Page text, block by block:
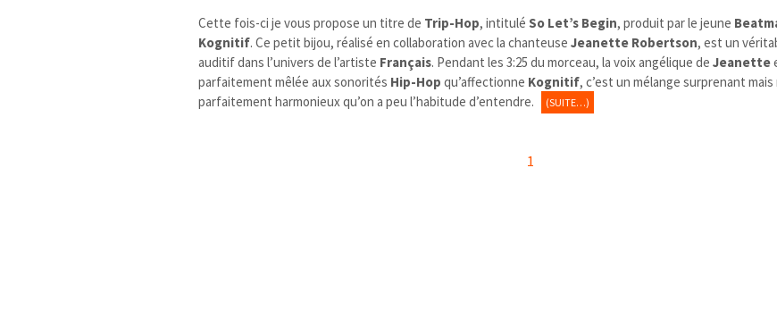
Cette fois-ci je vous propose un titre de Trip-Hop, intituléSo Let’s Begin, produit par le jeune
Kognitif. Ce petit bijou, réalisé en collaboration avec la chanteuseJeanette Robertson, est un
auditif dans l’univers de l’artiste Français. Pendant les 3:25 du morceau, la voix angélique deJeanette
parfaitement mêlée aux sonorités Hip-Hop qu’affectionne Kognitif, c’est un mélange surprenant
parfaitement harmonieux qu’on a peu l’habitude d’entendre.
(SUITE…)
1